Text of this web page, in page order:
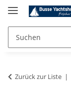
Zurück zur Liste